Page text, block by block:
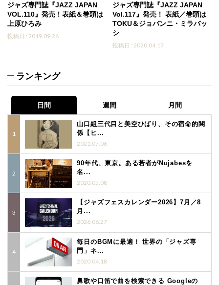
ジャズ専門誌『JAZZ JAPAN
VOL.110』発売！表紙＆巻頭は
上原ひろみ
投稿日 : 2019.09.26
ジャズ専門誌『JAZZ JAPAN
Vol.117』発売！ 表紙／巻頭は
TOKU＆ジョバンニ・ミラバッ
シ
投稿日 : 2020.04.17
ランキング
日間 週間 月間
山口組三代目と美空ひばり、その宿命的関
係【ヒ...
2021.07.06
90年代、東京。ある若者がNujabesを
名...
2020.05.08
【ジャズフェスカレンダー2026】7月／8
月...
2026.06.27
毎日のBGMに最適！ 世界の「ジャズ専
門」ネ...
2020.04.18
鼻歌や口笛で曲を検索できる Googleの